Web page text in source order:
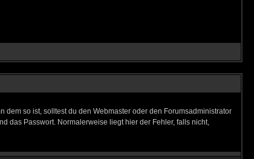
so ist, solltest du den Webmaster oder den Forumsadministrator
das Passwort. Normalerweise liegt hier der Fehler, falls nicht,